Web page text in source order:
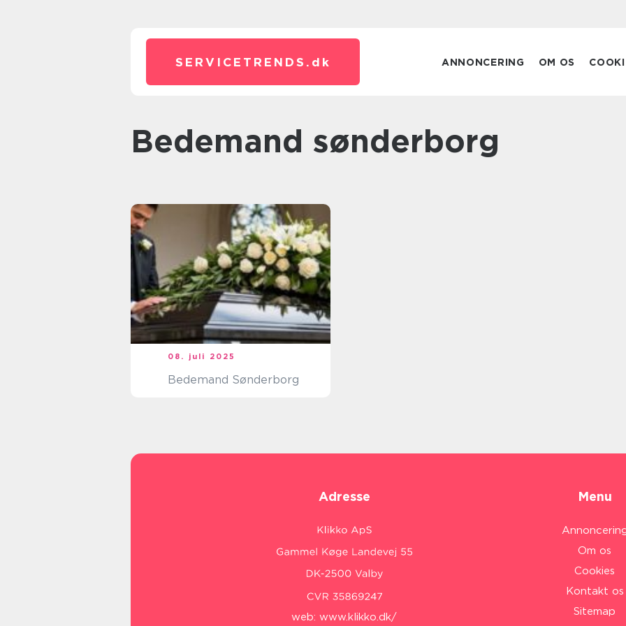
SERVICETRENDS. dk ANNONCERING OM OS
bedemand sønderborg
08. juli 2025
Bedemand Sønderborg
Adresse
web:www.klikko.dk/
Menu
Om os
Cookies
Kontakt os
Sitemap